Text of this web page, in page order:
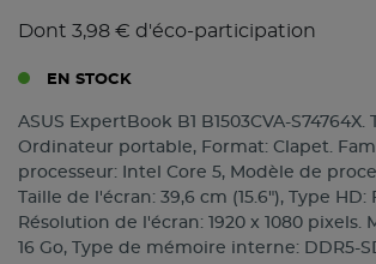
Dont 3,98 € d'éco-participation
EN STOCK
ASUS ExpertBook B1 B1503CVA-
Ordinateur portable, Format: Clapet.
processeur: Intel Core 5, Modèle de
Taille de l'écran: 39,6 cm (15.6"), Type HD:
Résolution de l'écran: 1920 x 1080
16 Go, Type de mémoire interne: DDR5-